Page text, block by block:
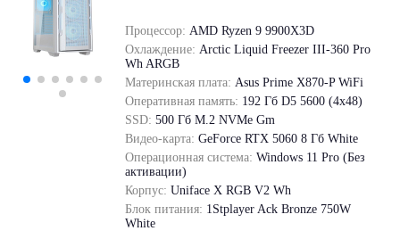
Процессор: AMD Ryzen 9 9900X3D
Охлаждение: Arctic Liquid Freezer III-360 Pro
Wh ARGB
Материнская плата: Asus Prime X870-P WiFi
Оперативная память: 192 Гб D5 5600 (4х48)
SSD: 500 Гб M.2 NVMe Gm
Видео-карта: GeForce RTX 5060 8 Гб White
Операционная система: Windows 11 Pro (Без
активации)
Корпус: Uniface X RGB V2 Wh
Блок питания: 1Stplayer Ack Bronze 750W
White